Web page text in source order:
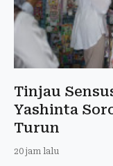
Tinjau
Yashinta
Turun
20 jam lalu